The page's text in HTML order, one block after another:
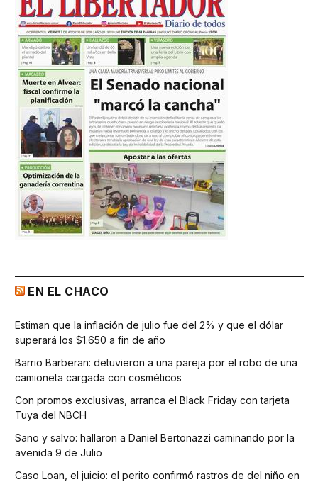
EN EL CHACO
Estiman que la inflación de julio fue del 2% y que el dólar
superará los $1.650 a fin de año
Barrio Barberan: detuvieron a una pareja por el robo de una
camioneta cargada con cosméticos
Con promos exclusivas, arranca el Black Friday con tarjeta
Tuya del NBCH
Sano y salvo: hallaron a Daniel Bertonazzi caminando por la
avenida 9 de Julio
Caso Loan, el juicio: el perito confirmó rastros de del niño en